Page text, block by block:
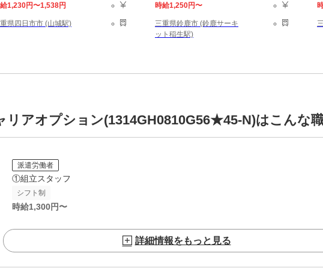
1,230円〜1,538円
県四日市市 (山城駅)
時給1,250円〜
三重県鈴鹿市 (鈴鹿サーキ
ット稲生駅)
リアオプション(1314GH0810G56★45-N)はこんな職
派遣労働者
①組立スタッフ
シフト制
時給1,300円〜
詳細情報をもっと見る